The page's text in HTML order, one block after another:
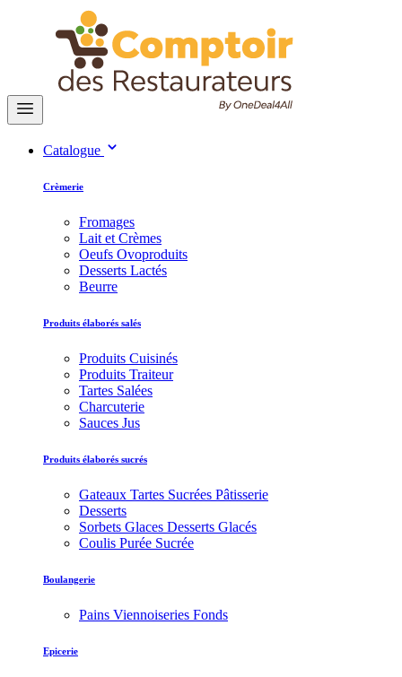
Catalogue
Crèmerie
Fromages
Lait et Crèmes
Oeufs Ovoproduits
Desserts Lactés
Beurre
Produits élaborés salés
Produits Cuisinés
Produits Traiteur
Tartes Salées
Charcuterie
Sauces Jus
Produits élaborés sucrés
Gateaux Tartes Sucrées Pâtisserie
Desserts
Sorbets Glaces Desserts Glacés
Coulis Purée Sucrée
Boulangerie
Pains Viennoiseries Fonds
Epicerie